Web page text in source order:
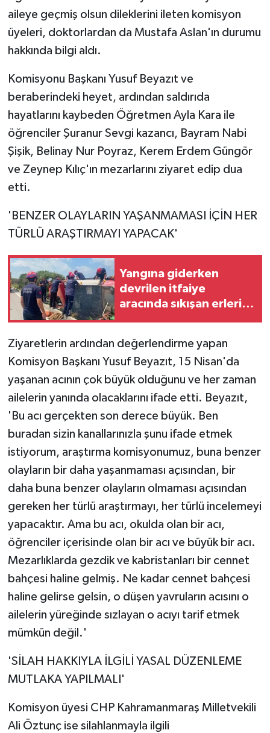
aileye geçmiş olsun dileklerini ileten komisyon
üyeleri, doktorlardan da Mustafa Aslan'ın durumu
hakkında bilgi aldı.
Komisyonu Başkanı Yusuf Beyazıt ve
beraberindeki heyet, ardından saldırıda
hayatlarını kaybeden Öğretmen Ayla Kara ile
öğrenciler Şuranur Sevgi kazancı, Bayram Nabi
Şişik, Belinay Nur Poyraz, Kerem Erdem Güngör
ve Zeynep Kılıç'ın mezarlarını ziyaret edip dua
etti.
'BENZER OLAYLARIN YAŞANMAMASI İÇİN HER
TÜRLÜ ARAŞTIRMAYI YAPACAK'
Yangına giderken
devrilen itfaiye
aracında sıkışan erleri,
Ziyaretlerin ardından değerlendirme yapan
Komisyon Başkanı Yusuf Beyazıt, 15 Nisan'da
yaşanan acının çok büyük olduğunu ve her zaman
ailelerin yanında olacaklarını ifade etti. Beyazıt,
'Bu acı gerçekten son derece büyük. Ben
buradan sizin kanallarınızla şunu ifade etmek
istiyorum, araştırma komisyonumuz, buna benzer
olayların bir daha yaşanmaması açısından, bir
daha buna benzer olayların olmaması açısından
gereken her türlü araştırmayı, her türlü incelemeyi
yapacaktır. Ama bu acı, okulda olan bir acı,
öğrenciler içerisinde olan bir acı ve büyük bir acı.
Mezarlıklarda gezdik ve kabristanları bir cennet
bahçesi haline gelmiş. Ne kadar cennet bahçesi
haline gelirse gelsin, o düşen yavruların acısını o
ailelerin yüreğinde sızlayan o acıyı tarif etmek
mümkün değil.'
'SİLAH HAKKIYLA İLGİLİ YASAL DÜZENLEME
MUTLAKA YAPILMALI'
Komisyon üyesi CHP Kahramanmaraş Milletvekili
Ali Öztunç ise silahlanmayla ilgili